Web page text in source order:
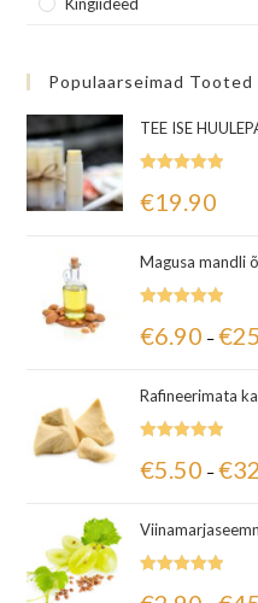
Kingiideed
Populaarseimad Tooted
TEE ISE
5.00 / 5
€19.90
Magusa mandli
5.00/ 5
€6.90 – €
Rafineerimata
5.00 / 5
€5.50 – €